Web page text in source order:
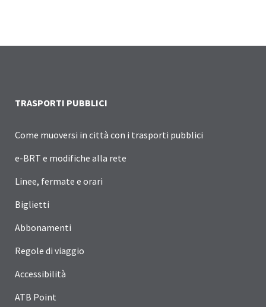
TRASPORTI PUBBLICI
Come muoversi in città con i trasporti pubblici
e-BRT e modifiche alla rete
Linee, fermate e orari
Biglietti
Abbonamenti
Regole di viaggio
Accessibilità
ATB Point